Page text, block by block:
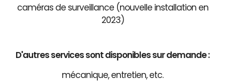
caméras de surveillance (nouvelle installation en
2023)
D'autres services sont disponibles sur demande :
mécanique, entretien, etc.